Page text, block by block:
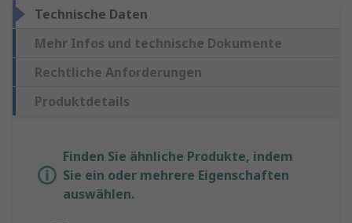
Technische Daten
Mehr Infos und technische Dokumente
Rechtliche Anforderungen
Produktdetails
Finden Sie ähnliche Produkte, indem
Sie ein oder mehrere Eigenschaften
auswählen.